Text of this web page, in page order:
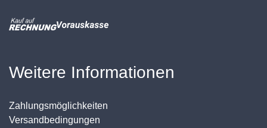
Weitere Informationen
Zahlungsmöglichkeiten
Versandbedingungen